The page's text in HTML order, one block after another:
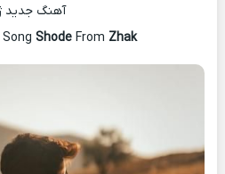
آهنگ جدید
Shode From Zhak